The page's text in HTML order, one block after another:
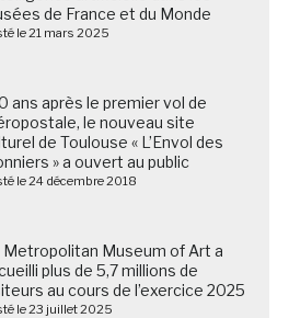
de France et du Monde
le 21 mars 2025
ans après le premier vol de
le nouveau site
de Toulouse « L’Envol des
» a ouvert au public
le 24 décembre 2018
Metropolitan Museum of Art a
plus de 5,7 millions de
au cours de l’exercice 2025
le 23 juillet 2025